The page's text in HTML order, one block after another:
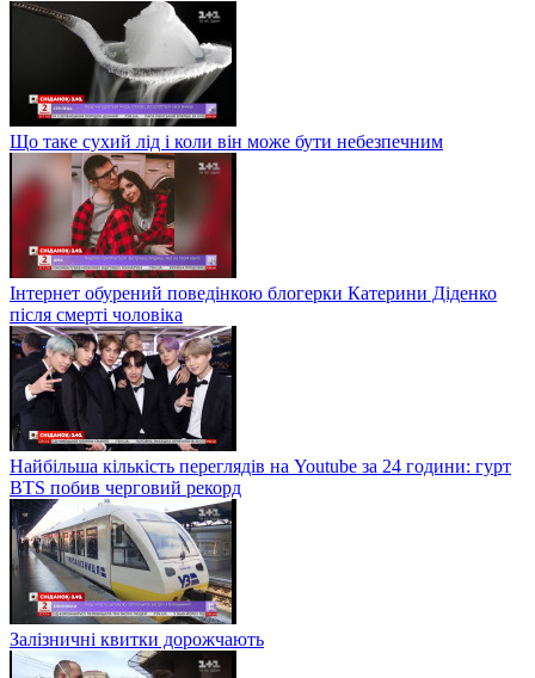
Що таке сухий лід і коли він може бути небезпечним
Інтернет обурений поведінкою блогерки Катерини Діденко
після смерті чоловіка
Найбільша кількість переглядів на Youtube за 24 години: гурт
BTS побив черговий рекорд
Залізничні квитки дорожчають